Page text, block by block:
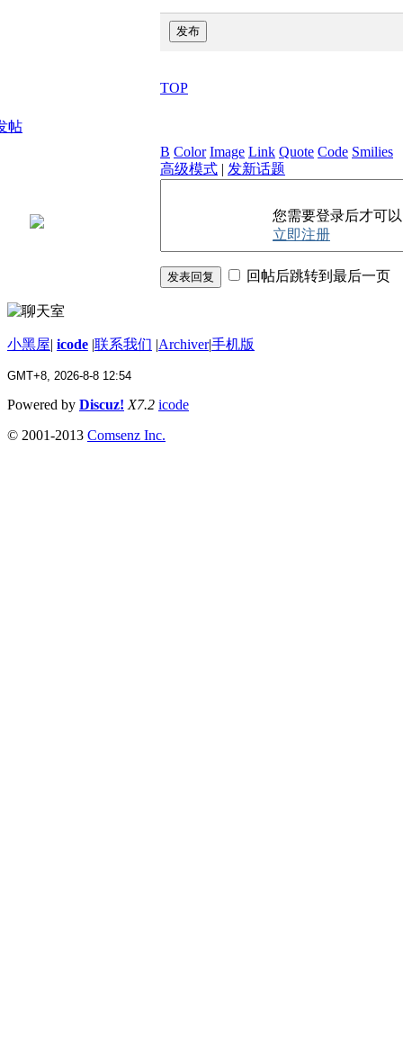
发布
TOP
帖
B Color Image Link Quote Code Smilies
高级模式 | 发新话题
发表回复 回帖后跳转到最后一页
您需要登录后才可
立即注册
小黑屋| icode |联系我们 |Archiver|手机版
GMT+8, 2026-8-8 12:54
Powered by Discuz! X7.2 icode
© 2001-2013 Comsenz Inc.